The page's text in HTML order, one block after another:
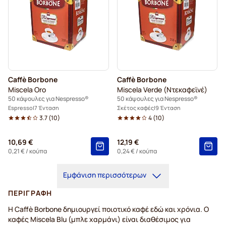
Caffè Borbone
Miscela Oro
50 κάψουλες για Nespresso®
Espresso 7 Ένταση
3.7(10)
10,69 €
0,21 €/ κούπα
Caffè Borbone
Miscela Verde (Ντεκαφεϊνέ)
50 κάψουλες για Nespresso®
Σκέτος καφές 9 Ένταση
4(10)
12,19 €
0,24 €/ κούπα
Εμφάνιση περισσότερων
ΠΕΡΙΓΡΑΦΉ
Η Caffè Borbone δημιουργεί ποιοτικό καφέ εδώ και χρόνια. Ο
καφές Miscela Blu (μπλε χαρμάνι) είναι διαθέσιμος για